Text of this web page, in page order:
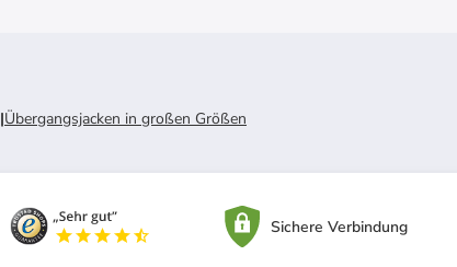
|Übergangsjacken in großen Größen
Sichere Verbindung